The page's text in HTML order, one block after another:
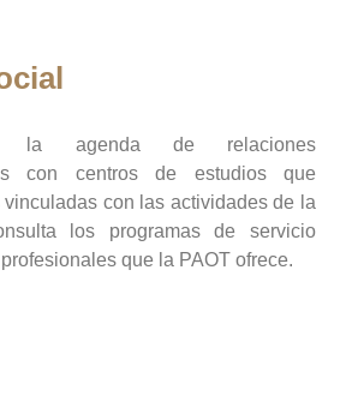
la agenda de relaciones
con centros de estudios que
vinculadas con las actividades de la
los programas de servicio
que la PAOT ofrece.